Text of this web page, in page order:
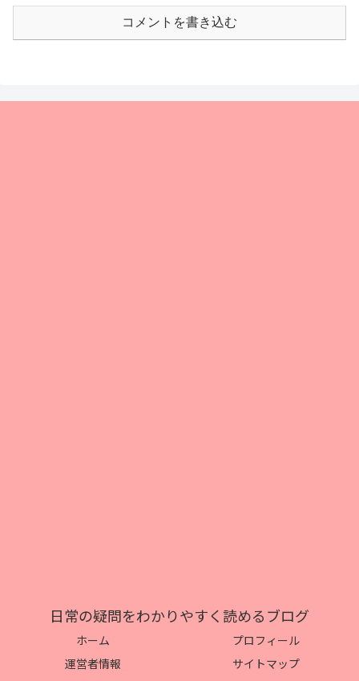
コメントを書き込む
日常の疑問をわかりやすく読めるブログ
ホーム
プロフィール
運営者情報
サイトマップ